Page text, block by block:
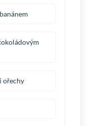
ořechy